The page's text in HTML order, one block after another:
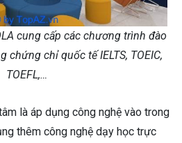
cung cấp các chương trình đào
chỉ quốc tế IELTS, TOEIC,
TOEFL,…
là áp dụng công nghệ vào trong
thêm công nghệ dạy học trực